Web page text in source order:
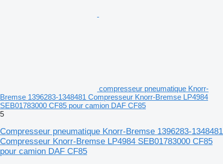
compresseur pneumatique Knorr-
Bremse 1396283-1348481 Compresseur Knorr-Bremse LP4984
SEB01783000 CF85 pour camion DAF CF85
5
Compresseur pneumatique Knorr-Bremse 1396283-1348481
Compresseur Knorr-Bremse LP4984 SEB01783000 CF85
pour camion DAF CF85